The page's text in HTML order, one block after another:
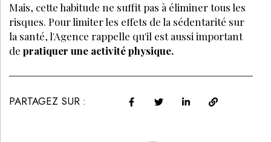
Mais, cette habitude ne suffit pas à éliminer tous les
risques. Pour limiter les effets de la sédentarité sur
la santé, l'Agence rappelle qu'il est aussi important
de pratiquer une activité physique.
PARTAGEZ SUR :